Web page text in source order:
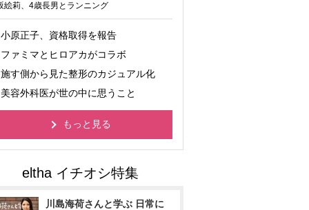
絵莉、4歳長男とランニング
小原正子、資格取得を報告
ファミマとヒロアカがコラボ
施す側から見た整形のカジュアル化
美容外科医が世の中に思うこと
もっと見る
川島海荷さんと学ぶ 日常に